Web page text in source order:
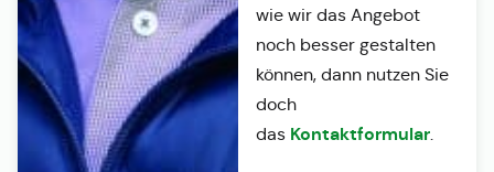
wie wir das Angebot
noch besser gestalten
können, dann nutzen Sie
doch
das Kontaktformular.